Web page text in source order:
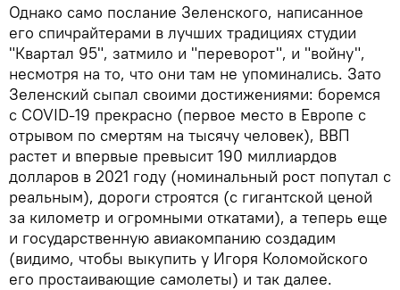
Однако само послание Зеленского, написанное
его спичрайтерами в лучших традициях студии
"Квартал 95", затмило и "переворот", и "войну",
несмотря на то, что они там не упоминались. Зато
Зеленский сыпал своими достижениями: боремся
с COVID-19 прекрасно (первое место в Европе с
отрывом по смертям на тысячу человек), ВВП
растет и впервые превысит 190 миллиардов
долларов в 2021 году (номинальный рост попутал с
реальным), дороги строятся (с гигантской ценой
за километр и огромными откатами), а теперь еще
и государственную авиакомпанию создадим
(видимо, чтобы выкупить у Игоря Коломойского
его простаивающие самолеты) и так далее.